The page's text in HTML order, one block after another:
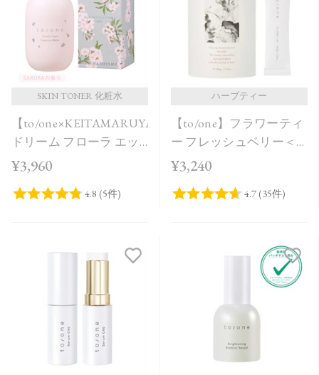
SKIN TONER 化粧水
【to/one×KEITAMARUYAMA】
ドリーム フローラ エッ
センス ウォーター
品＞
¥3,960
ハーブティー
【to/one】フラワーティ
ー フレッシュベリー＜
20包＞
¥3,240